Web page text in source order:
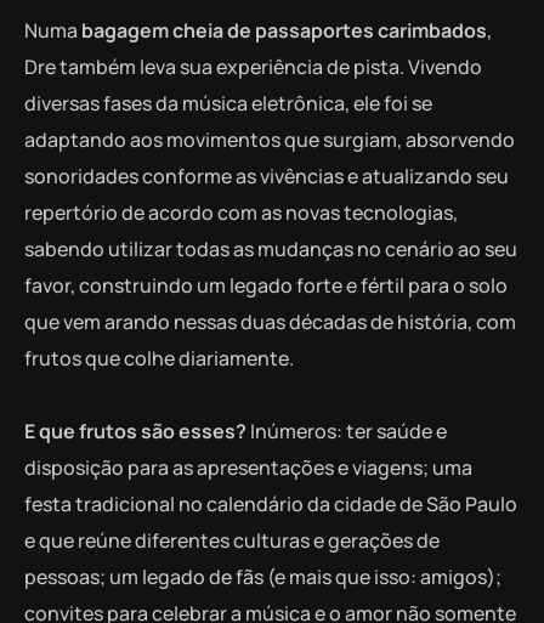
Numa bagagem cheia de passaportes carimbados,
Dre também leva sua experiência de pista. Vivendo
diversas fases da música eletrônica, ele foi se
adaptando aos movimentos que surgiam, absorvendo
sonoridades conforme as vivências e atualizando seu
repertório de acordo com as novas tecnologias,
sabendo utilizar todas as mudanças no cenário ao seu
favor, construindo um legado forte e fértil para o solo
que vem arando nessas duas décadas de história, com
frutos que colhe diariamente.
E que frutos são esses? Inúmeros: ter saúde e
disposição para as apresentações e viagens; uma
festa tradicional no calendário da cidade de São Paulo
e que reúne diferentes culturas e gerações de
pessoas; um legado de fãs (e mais que isso: amigos);
convites para celebrar a música e o amor não somente